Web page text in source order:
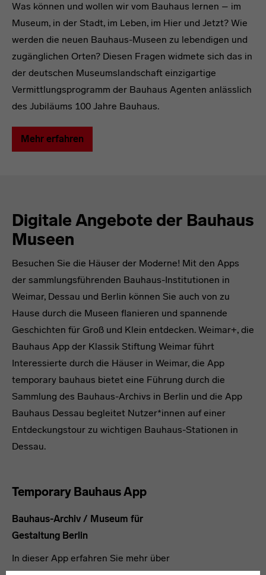
Was können und wollen wir vom Bauhaus lernen – im
Museum, in der Stadt, im Leben, im Hier und Jetzt? Wie
werden die neuen Bauhaus-Museen zu lebendigen und
zugänglichen Orten? Diesen Fragen widmete sich das in
der deutschen Museumslandschaft einzigartige
Vermittlungsprogramm der Bauhaus Agenten anlässlich
des Jubiläums 100 Jahre Bauhaus.
Mehr erfahren
Digitale Angebote der Bauhaus
Museen
Besuchen Sie die Häuser der Moderne! Mit den Apps
der sammlungsführenden Bauhaus-Institutionen in
Weimar, Dessau und Berlin können Sie auch von zu
Hause durch die Museen flanieren und spannende
Geschichten für Groß und Klein entdecken. Weimar+, die
Bauhaus App der Klassik Stiftung Weimar führt
Interessierte durch die Häuser in Weimar, die App
temporary bauhaus bietet eine Führung durch die
Sammlung des Bauhaus-Archivs in Berlin und die App
Bauhaus Dessau begleitet Nutzer*innen auf einer
Entdeckungstour zu wichtigen Bauhaus-Stationen in
Dessau.
Temporary Bauhaus App
Bauhaus-Archiv / Museum für
Gestaltung Berlin
In dieser App erfahren Sie mehr über